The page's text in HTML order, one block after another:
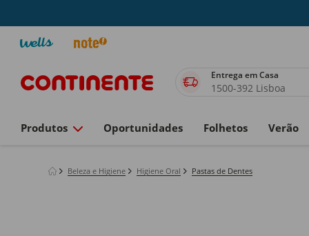
Entrega em Casa
1500-392 Lisboa
Produtos Oportunidades Folhetos Verão
Beleza e Higiene Higiene Oral Pastas de Dentes